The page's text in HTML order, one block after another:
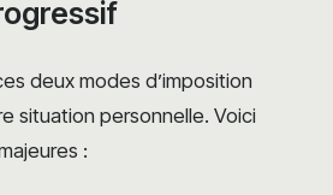
deux modes d’imposition
situation personnelle. Voici
: